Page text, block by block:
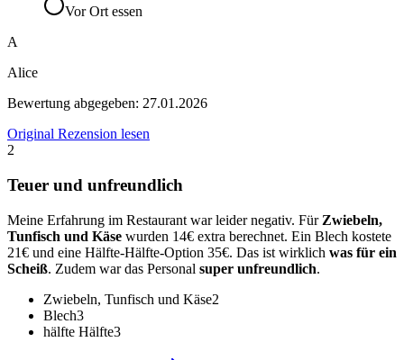
Vor Ort essen
A
Alice
Bewertung abgegeben: 27.01.2026
Original Rezension lesen
2
Teuer und unfreundlich
Meine Erfahrung im Restaurant war leider negativ. Für Zwiebeln,
Tunfisch und Käse wurden 14€ extra berechnet. Ein Blech kostete
21€ und eine Hälfte-Hälfte-Option 35€. Das ist wirklich was für ein
Scheiß. Zudem war das Personal super unfreundlich.
Zwiebeln, Tunfisch und Käse2
Blech3
hälfte Hälfte3